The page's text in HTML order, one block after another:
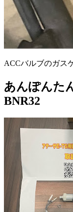
ACCバルブのガス
あんぽんた
BNR32